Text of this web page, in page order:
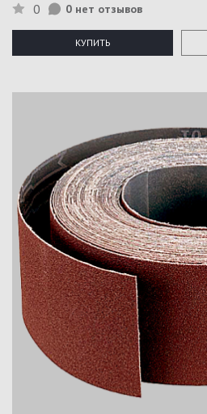
0 0 нет отзывов
КУПИТЬ